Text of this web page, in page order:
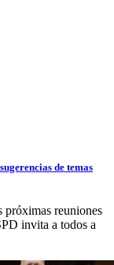
de temas
próximas reuniones
invita a todos a